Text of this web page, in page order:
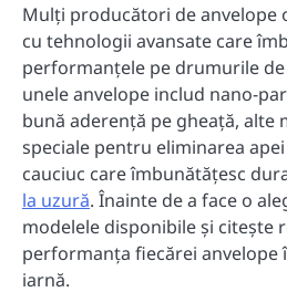
Mulți producători de anvelope
cu tehnologii avansate care
performanțele pe drumurile
unele anvelope includ nano-
bună aderență pe gheață, alte
speciale pentru eliminarea
cauciuc care îmbunătățesc
la uzură. Înainte de a face o
modelele disponibile și citește
performanța fiecărei anvelope
iarnă.